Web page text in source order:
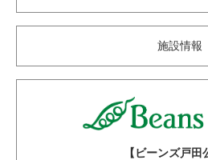
施設情報
【ビーンズ戸田